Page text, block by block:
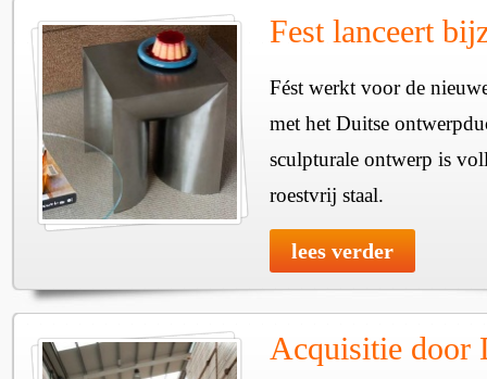
Fest lanceert
Fést werkt voor de
met het Duitse
sculpturale ontwerp is
roestvrij staal.
lees verder
Acquisitie door